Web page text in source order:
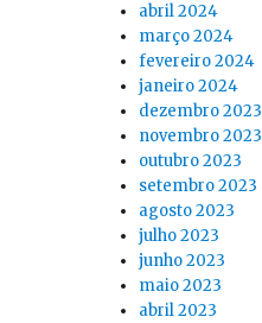
abril 2024
março 2024
fevereiro 2024
janeiro 2024
dezembro 2023
novembro 2023
outubro 2023
setembro 2023
agosto 2023
julho 2023
junho 2023
maio 2023
abril 2023